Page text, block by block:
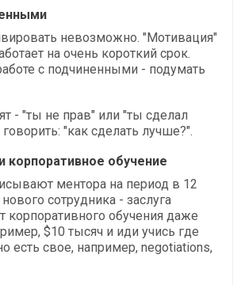
невозможно. "Мотивация"
на очень короткий срок.
с подчиненными - подумать
- "ты не прав" или "ты сделал
"как сделать лучше?".
корпоративное обучение
ментора на период в 12
сотрудника - заслуга
корпоративного обучения даже
$10 тысяч и иди учись где
есть свое, например, negotiations,